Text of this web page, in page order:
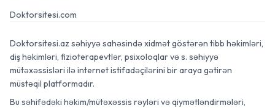
Doktorsitesi.com
Doktorsitesi.az səhiyyə sahəsində xidmət göstərən tibb həkimləri,
diş həkimləri, fizioterapevtlər, psixoloqlar və s. səhiyyə
mütəxəssisləri ilə internet istifadəçilərini bir araya gətirən
müstəqil platformadır.
Bu səhifədəki həkim/mütəxəssis rəyləri və qiymətləndirmələri,